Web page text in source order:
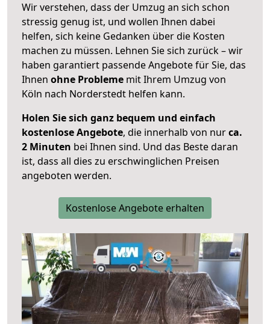
Wir verstehen, dass der Umzug an sich schon
stressig genug ist, und wollen Ihnen dabei
helfen, sich keine Gedanken über die Kosten
machen zu müssen. Lehnen Sie sich zurück – wir
haben garantiert passende Angebote für Sie, das
Ihnen ohne Probleme mit Ihrem Umzug von
Köln nach Norderstedt helfen kann.
Holen Sie sich ganz bequem und einfach
kostenlose Angebote, die innerhalb von nurca.
2 Minuten bei Ihnen sind. Und das Beste daran
ist, dass all dies zu erschwinglichen Preisen
angeboten werden.
Kostenlose Angebote erhalten